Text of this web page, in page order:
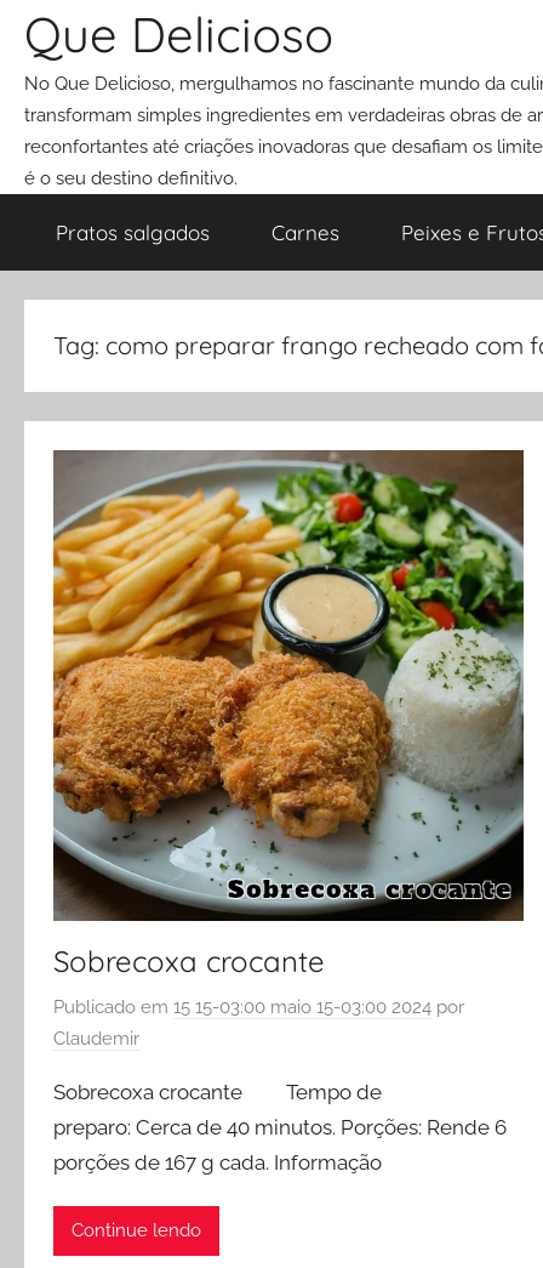
Pular
para
conteúdo
Que Delicioso
No Que Delicioso, mergulhamos no fascinante mundo da
transformam simples ingredientes em verdadeiras obras de
reconfortantes até criações inovadoras que desafiam os
é o seu destino definitivo.
Pratos salgados Carnes Peixes e
Tag: como preparar frango recheado com
Sobrecoxa crocante
Publicado em 15 15-03:00 maio 15-03:00 2024 por
Claudemir
Sobrecoxa crocante Tempo de
preparo: Cerca de 40 minutos. Porções: Rende 6
porções de 167 g cada. Informação
Continue lendo